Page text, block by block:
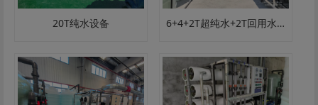
20T纯水设备 6+4+2T超纯水+2T回用水设备